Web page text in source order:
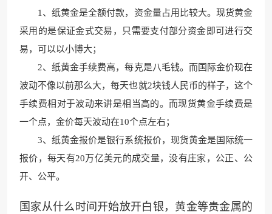
1、纸黄金是全额付款，资金量占用比较大。现货黄金
采用的是保证金式交易，只需要支付部分资金即可进行交
易，可以以小博大；
2、纸黄金手续费高，每克是八毛钱。而国际金价现在
波动不像以前那么大，每天也就2块钱人民币的样子，这个
手续费相对于波动来讲是相当高的。而现货黄金手续费是
一个点，金价每天波动在10个点左右；
3、纸黄金报价是银行系统报价，现货黄金是国际统一
报价，每天有20万亿美元的成交量，没有庄家，公正、公
开、公平。
国家从什么时间开始放开白银，黄金等贵金属的